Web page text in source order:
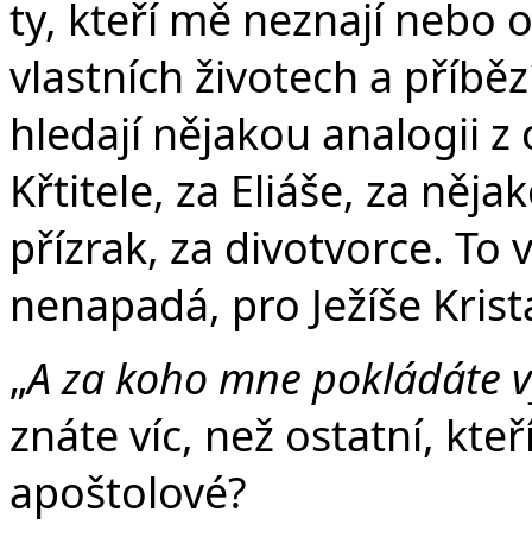
ty, kteří mě neznají nebo
vlastních životech a
hledají nějakou analogii z
Křtitele, za Eliáše, za
přízrak, za divotvorce. To
nenapadá, pro Ježíše
„A za koho mne pokládáte
znáte víc, než ostatní,
apoštolové?